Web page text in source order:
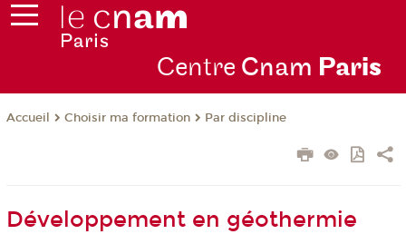
Centre Cnam Paris
Accueil Choisir ma formation Par discipline
Développement en géothermie